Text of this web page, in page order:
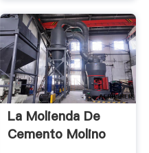
La Molienda De
Cemento Molino